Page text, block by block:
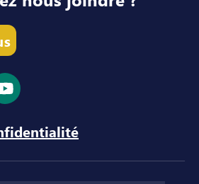
un nouvel onglet
dans un nouvel onglet
le lien dans un nouvel
le lien dans un